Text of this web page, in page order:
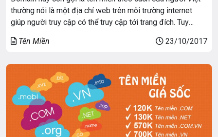
thường nói là một địa chỉ web trên môi trường internet
giúp người truy cập có thể truy cập tới trang đích. Tuy
khác biệt giữa tiên miền có […]
Tên Miền 23/10/2017